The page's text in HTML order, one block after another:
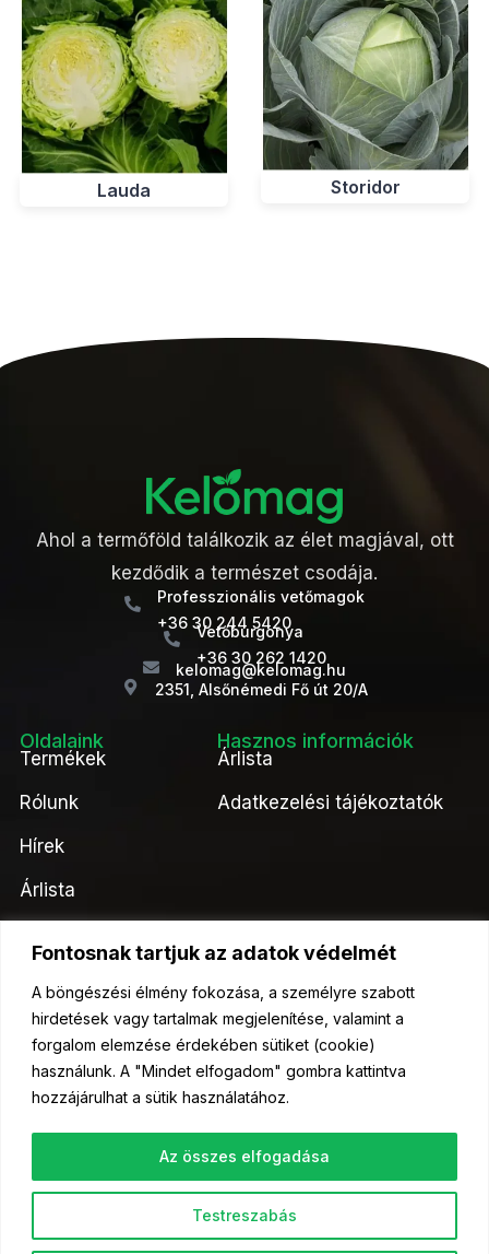
Fontosnak tartjuk az adatok védelmét
A böngészési élmény fokozása, a személyre szabott
hirdetések vagy tartalmak megjelenítése, valamint a
forgalom elemzése érdekében sütiket (cookie)
használunk. A "Mindet elfogadom" gombra kattintva
hozzájárulhat a sütik használatához.
Testreszabás
Az összes elfogadása
Lauda Storidor
Ahol a termőföld találkozik az élet magjával, ott
kezdődik a természet csodája.
Professzionális vetőmagok
+36 30 244 5420
Vetőburgonya
+36 30 262 1420
kelomag@kelomag.hu
2351, Alsőnémedi Fő út 20/A
Oldalaink
Termékek
Rólunk
Hírek
Árlista
Hasznos információk
Árlista
Adatkezelési tájékoztatók
Kérjen ajánlatot tőlünk!
Ajánlatkérés
© 2023 Kelőmag Kft- Minden jog fenntartva.